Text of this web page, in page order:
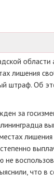
области
лишения
штраф. Об
за
что в